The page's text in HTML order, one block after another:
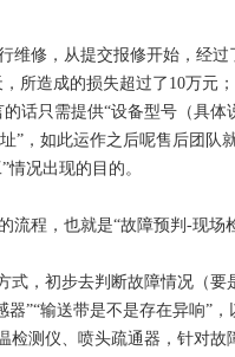
修，从提交报修开始，经过
所造成的损失超过了10万元；
话只需提供“设备型号（具体
”，如此运作之后呢售后团队
况出现的目的。
程，也就是“故障预判-现场
，初步去判断故障情况（要
”“输送带是不是存在异响”，
测仪、喷头疏通器，针对故